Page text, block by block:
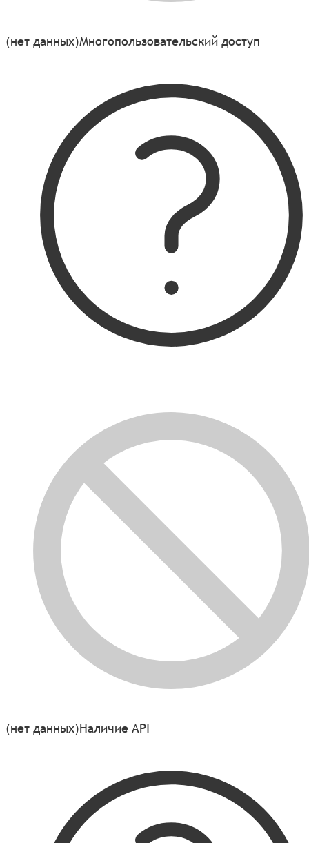
(нет данных)Многопользовательский доступ
(нет данных)Наличие API